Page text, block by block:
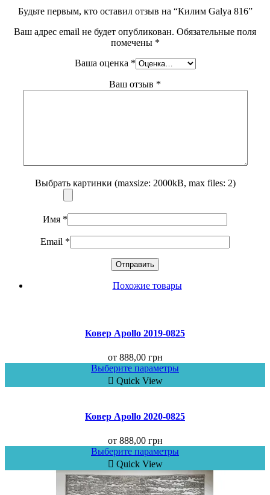
Будьте первым, кто оставил отзыв на “Килим Galya 816”
Ваш адрес email не будет опубликован. Обязательные поля
помечены *
Ваша оценка *
Ваш отзыв *
Выбрать картинки (maxsize: 2000kB, max files: 2)
Имя *
Email *
Похожие товары
Ковер Аpollo 2019-0825
от 888,00 грн
Выберите параметры
Quick View
Ковер Аpollo 2020-0825
от 888,00 грн
Выберите параметры
Quick View